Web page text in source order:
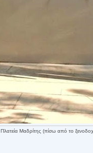
Πλατεία Μαδρίτης (πίσω από το